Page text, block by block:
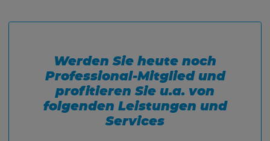
Werden Sie heute noch
Professional-Mitglied und
profitieren Sie u.a. von
folgenden Leistungen und
Services